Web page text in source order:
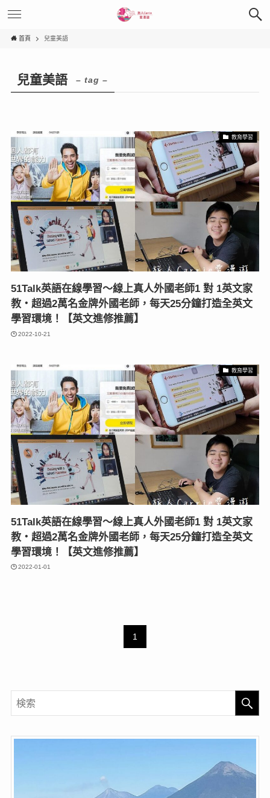
首頁 兒童美語
兒童美語 – tag –
教育學習
51Talk英語在線學習〜線上真人外國老師1 對 1英文家
教‧超過2萬名金牌外國老師，每天25分鐘打造全英文
學習環境！【英文進修推薦】
2022-10-21
教育學習
51Talk英語在線學習〜線上真人外國老師1 對 1英文家
教‧超過2萬名金牌外國老師，每天25分鐘打造全英文
學習環境！【英文進修推薦】
2022-01-01
1